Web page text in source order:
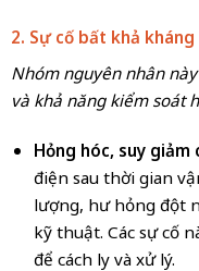
2. Sự cố bất khả
Nhóm nguyên nhân
và khả năng kiểm soát
Hỏng hóc, suy
điện sau thời gian
lượng, hư hỏng đột
kỹ thuật. Các sự cố
để cách ly và xử lý.